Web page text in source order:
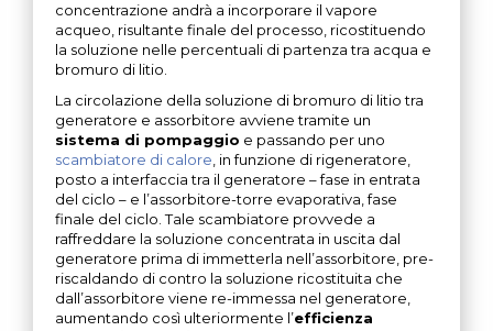
concentrazione andrà a incorporare il vapore
acqueo, risultante finale del processo, ricostituendo
la soluzione nelle percentuali di partenza tra acqua e
bromuro di litio.
La circolazione della soluzione di bromuro di litio tra
generatore e assorbitore avviene tramite un
sistema di pompaggio e passando per uno
scambiatore di calore , in funzione di rigeneratore,
posto a interfaccia tra il generatore – fase in entrata
del ciclo – e l’assorbitore-torre evaporativa, fase
finale del ciclo. Tale scambiatore provvede a
raffreddare la soluzione concentrata in uscita dal
generatore prima di immetterla nell’assorbitore, pre-
riscaldando di contro la soluzione ricostituita che
dall’assorbitore viene re-immessa nel generatore,
aumentando così ulteriormente l’efficienza